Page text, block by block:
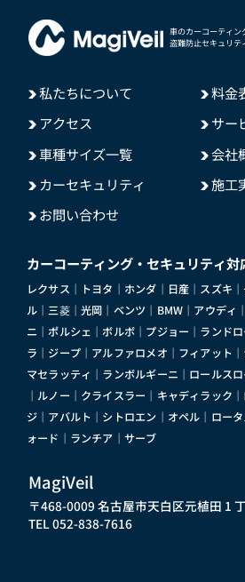
車のカーコーティン
盗難防止セキュリテ
私たちについて
料金
アクセス
サー
車種サイズ一覧
会社
カーセキュリティ
施工
お問い合わせ
カーコーティング・セキュリティ対
レクサス｜トヨタ｜ホンダ｜日産｜スズキ
ル｜三菱｜光岡｜ベンツ｜BMW｜アウディ
ニ｜ポルシェ｜ボルボ｜プジョー｜ランド
ラ｜ジープ｜アルファロメオ｜フィアット
マセラッティ｜ランボルギーニ｜ロールス
｜ルノー｜クライスラー｜キャディラック
ジ｜アバルト｜シトロエン｜オペル｜ロー
ォード｜ランチア｜サーブ
MagiVeil
〒468-0009 名古屋市天白区元植田 1
TEL 052-838-7616